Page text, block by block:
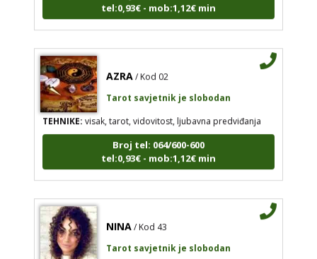
AZRA / Kod 02
Tarot savjetnik je slobodan
TEHNIKE:visak, tarot, vidovitost, ljubavna predviđanja
Broj tel: 064/600-600
tel:0,93€ - mob:1,12€ min
NINA / Kod 43
Tarot savjetnik je slobodan